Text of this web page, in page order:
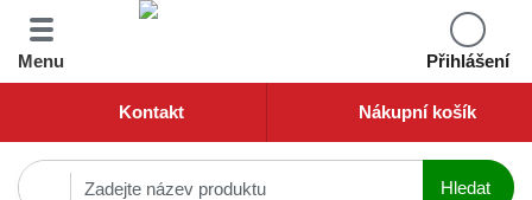
Menu Přihlášení
Kontakt Nákupní košík